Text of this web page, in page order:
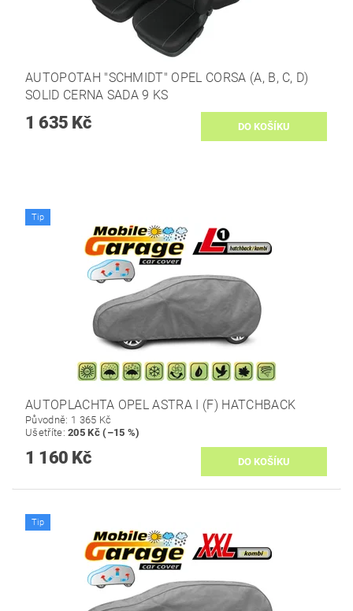
AUTOPOTAH "SCHMIDT" OPEL CORSA (A, B, C, D)
SOLID CERNA SADA 9 KS
1 635 Kč
Tip
AUTOPLACHTA OPEL ASTRA I (F) HATCHBACK
Původně: 1 365 Kč
Ušetříte:205 Kč (–15 %)
1 160 Kč
Tip